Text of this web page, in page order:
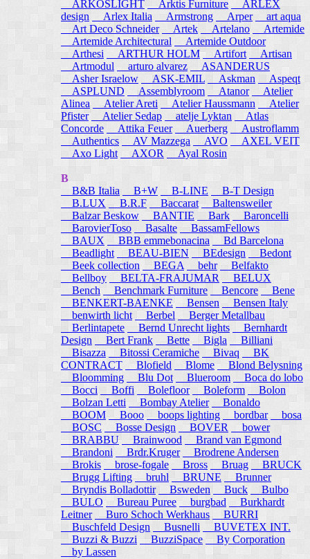
ARKOSLIGHT
Arktis Furniture
ARLEX
design
Arlex Italia Armstrong Arper
art aqua
Art Deco Schneider
Artek Artelano
Artemide
Artemide Architectural
Artemide Outdoor
Arthesi
ARTHUR HOLM Artifort
Artisan
Artmodul
arturo alvarez
ASANDERUS
Asher Israelow
ASK-EMIL Askman
Aspeqt
ASPLUND
Assemblyroom Atanor
Atelier
Alinea
Atelier Areti Atelier Haussmann
Atelier
Pfister
Atelier Sedap atelje Lyktan
Atlas
Concorde
Attika Feuer Auerberg
Austroflamm
Authentics
AV Mazzega AVO
AXEL VEIT
Axo Light
AXOR Ayal Rosin
B
B&B Italia
B+W B-LINE
B-T Design
B.LUX
B.R.F Baccarat
Baltensweiler
Balzar Beskow
BANTIE Bark
Baroncelli
BarovierToso
Basalte
BassamFellows
BAUX
BBB emmebonacina
Bd Barcelona
Beadlight
BEAU-BIEN BEdesign
Bedont
Beek collection
BEGA behr
Belfakto
Bellboy
BELTA-FRAJUMAR
BELUX
Bench
Benchmark Furniture Bencore
Bene
BENKERT-BAENKE
Bensen
Bensen Italy
benwirth licht
Berbel
Berger Metallbau
Berlintapete
Bernd Unrecht lights
Bernhardt
Design
Bert Frank Bette Bigla
Billiani
Bisazza
Bitossi Ceramiche Bivaq
BK
CONTRACT
Blofield Blome Blond Belysning
Bloomming
Blu Dot Blueroom
Boca do lobo
Bocci
Boffi Bolefloor Boleform
Bolon
Bolzan Letti
Bombay Atelier
Bonaldo
BOOM
Booo boops lighting bordbar
bosa
BOSC
Bosse Design BOVER
bower
BRABBU
Brainwood
Brand van Egmond
Brandoni
Brdr.Kruger
Brodrene Andersen
Brokis
brose-fogale Bross Bruag
BRUCK
Brugg Lifting
bruhl BRUNE
Brunner
Bryndis Bolladottir
Bsweden Buck
Bulbo
BULO
Bureau Puree burgbad
Burkhardt
Leitner
Buro Schoch Werkhaus
BURRI
Buschfeld Design
Busnelli
BUVETEX INT.
Buzzi & Buzzi
BuzziSpace By Corporation
by Lassen